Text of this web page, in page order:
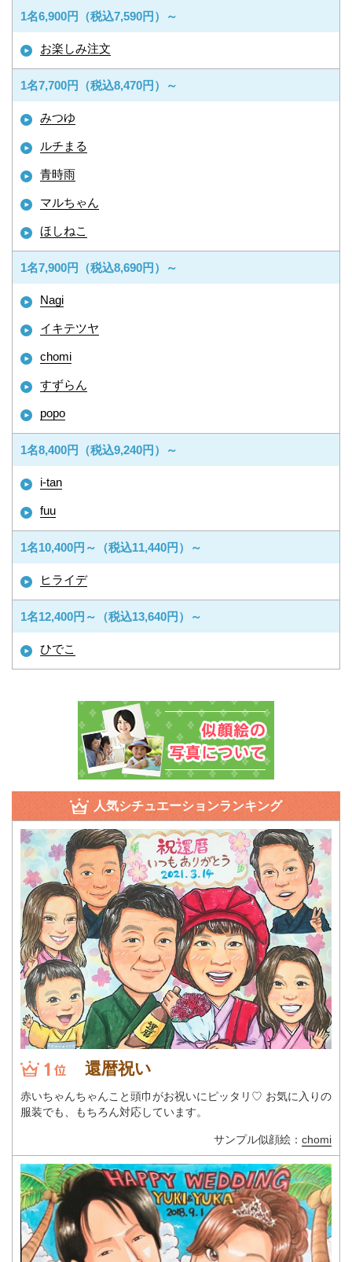
1名6,900円（税込7,590円）～
お楽しみ注文
1名7,700円（税込8,470円）～
みつゆ
ルチまる
青時雨
マルちゃん
ほしねこ
1名7,900円（税込8,690円）～
Nagi
イキテツヤ
chomi
すずらん
popo
1名8,400円（税込9,240円）～
i-tan
fuu
1名10,400円～（税込11,440円）～
ヒライデ
1名12,400円～（税込13,640円）～
ひでこ
人気シチュエーションランキング
還暦祝い
赤いちゃんちゃんこと頭巾がお祝いにピッタリ♡ お気に入りの
服装でも、もちろん対応しています。
サンプル似顔絵： chomi